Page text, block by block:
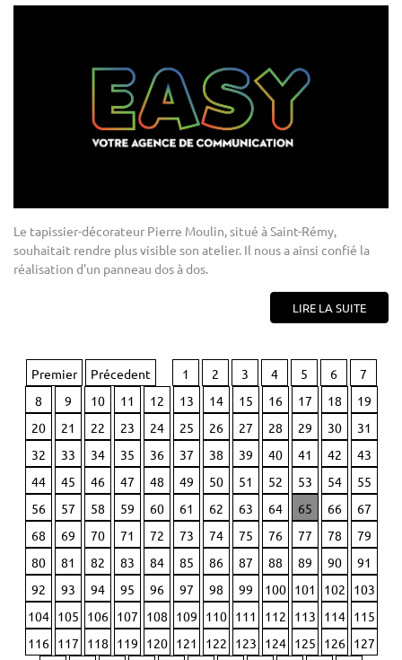
Le tapissier-décorateur Pierre Moulin, situé à Saint-Rémy,
souhaitait rendre plus visible son atelier. Il nous a ainsi confié la
réalisation d'un panneau dos à dos.
LIRE LA SUITE
Premier Précedent 1 2 3 4 5 6
7
8
9 10 11 12 13 14 15 16 17 18
19
20
21 22 23 24 25 26 27 28 29 30
31
32
33 34 35 36 37 38 39 40 41 42
43
44
45 46 47 48 49 50 51 52 53 54
55
56
57 58 59 60 61 62 63 64 65 66
67
68
69 70 71 72 73 74 75 76 77 78
79
80
81 82 83 84 85 86 87 88 89 90
91
92
93 94 95 96 97 98 99 100 101 102
103
104 105 106 107 108 109 110 111 112 113 114 115
116 117 118 119 120 121 122 123 124 125 126 127